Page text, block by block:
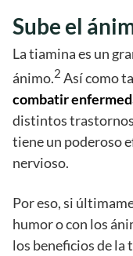
Sube el
La tiamina es un
ánimo.2 Así como
combatir
distintos trastornos
tiene un poderoso
nervioso.
Por eso, si
humor o con los
los beneficios de la